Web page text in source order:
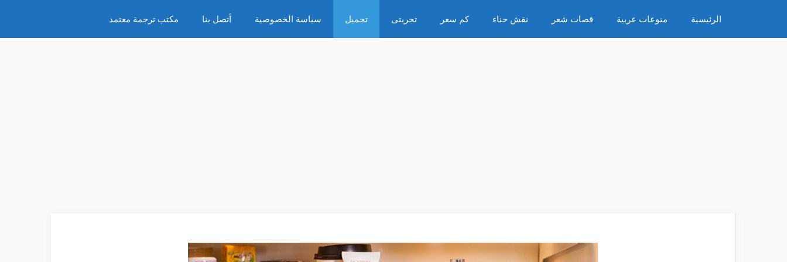
المحتوى
الرئيسية منوعات عربية قصات شعر نقش حناء كم سعر تجربتى تجميل سياسة الخصوصية أتصل بنا مكتب ترجمة معتمد